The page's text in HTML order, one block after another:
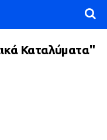
Καταλύματα"